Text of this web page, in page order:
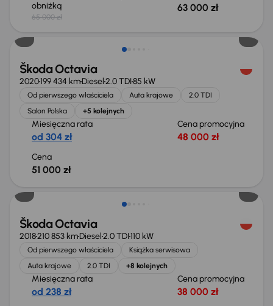
obniżką
65 000 zł
63 000 zł
Możliwość odliczenia VAT
Škoda Octavia
2020199 434 kmDiesel2.0 TDI85 kW
Od pierwszego właściciela Auta krajowe
2.0 TDI
Salon Polska
+5 kolejnych
Miesięczna rata
od 304 zł
Cena promocyjna
48 000 zł
Cena
51 000 zł
Taniej o 2 000 zł
Škoda Octavia
2018210 853 kmDiesel2.0 TDI110 kW
Od pierwszego właściciela
Książka serwisowa
Auta krajowe
2.0 TDI +8 kolejnych
Miesięczna rata
od 238 zł
Cena promocyjna
38 000 zł